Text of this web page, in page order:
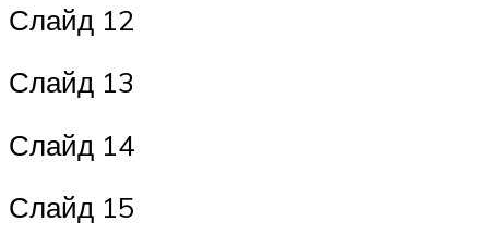
Слайд 12
Слайд 13
Слайд 14
Слайд 15